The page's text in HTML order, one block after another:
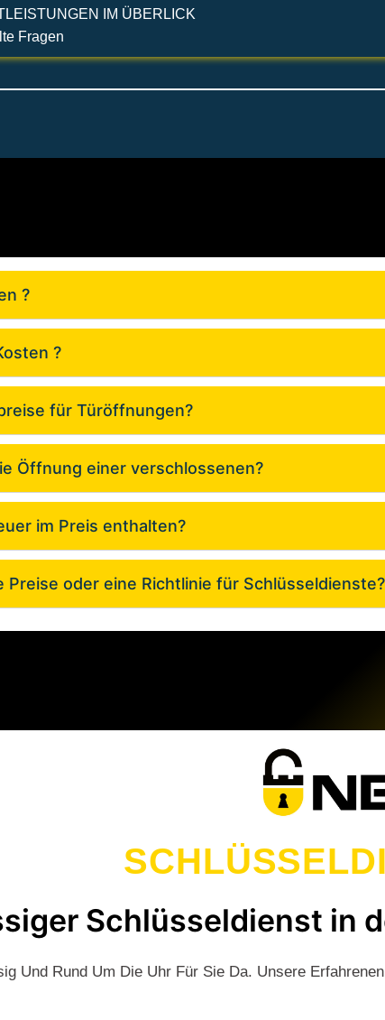
IM ÜBERLICK
Fragen
?
?
für Türöffnungen?
Öffnung einer verschlossenen?
im Preis enthalten?
Preise oder eine Richtlinie für Schlüsseldienste?
Schlüsseldienst in
Und Rund Um Die Uhr Für Sie Da. Unsere